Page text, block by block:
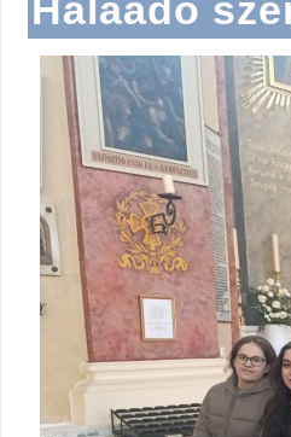
Hálaadó